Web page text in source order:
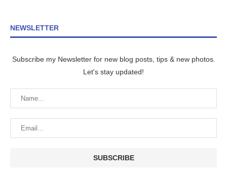
NEWSLETTER
Subscribe my Newsletter for new blog posts, tips & new photos.
Let's stay updated!